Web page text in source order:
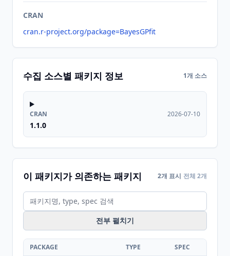
CRAN
cran.r-project.org/package=BayesGPfit
수집 소스별 패키지 정보 1개 소스
CRAN
1.1.0
2026-07-10
이 패키지가 의존하는 패키지 2개 표시 전체 2개
전부 펼치기
PACKAGE TYPE SPEC